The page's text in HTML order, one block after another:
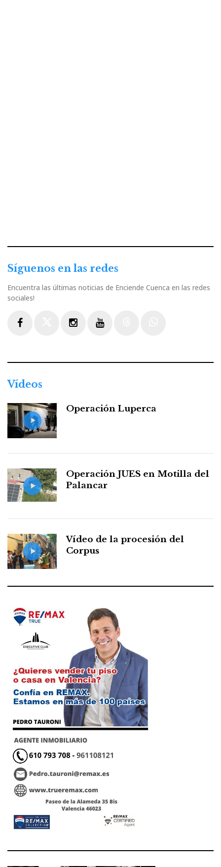
Síguenos en las redes
Encuentra las últimas noticias de Enciende Cuenca en las redes
sociales!
Vídeos
Operación Luperca
Operación JUES en Motilla del
Palancar
Vídeo de la procesión del
Corpus